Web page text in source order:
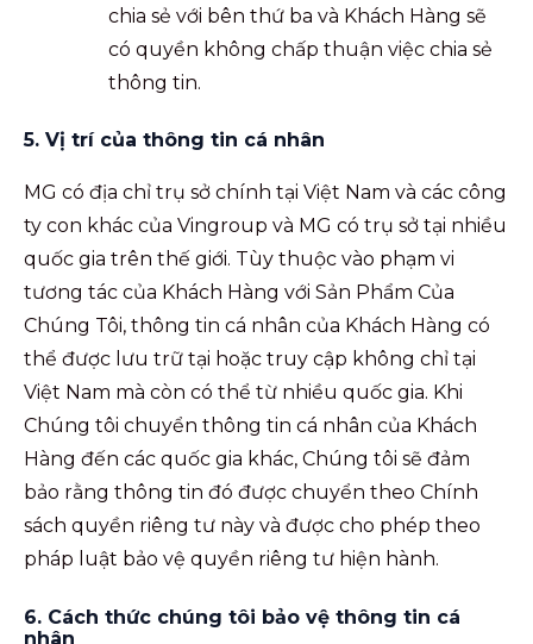
chia sẻ với bên thứ ba và Khách Hàng sẽ
có quyền không chấp thuận việc chia sẻ
thông tin.
5. Vị trí của thông tin cá nhân
MG có địa chỉ trụ sở chính tại Việt Nam và các công
ty con khác của Vingroup và MG có trụ sở tại nhiều
quốc gia trên thế giới. Tùy thuộc vào phạm vi
tương tác của Khách Hàng với Sản Phẩm Của
Chúng Tôi, thông tin cá nhân của Khách Hàng có
thể được lưu trữ tại hoặc truy cập không chỉ tại
Việt Nam mà còn có thể từ nhiều quốc gia. Khi
Chúng tôi chuyển thông tin cá nhân của Khách
Hàng đến các quốc gia khác, Chúng tôi sẽ đảm
bảo rằng thông tin đó được chuyển theo Chính
sách quyền riêng tư này và được cho phép theo
pháp luật bảo vệ quyền riêng tư hiện hành.
6. Cách thức chúng tôi bảo vệ thông tin cá
nhân